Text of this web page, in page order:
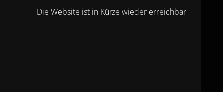
Die Website ist in Kürze wieder erreichbar